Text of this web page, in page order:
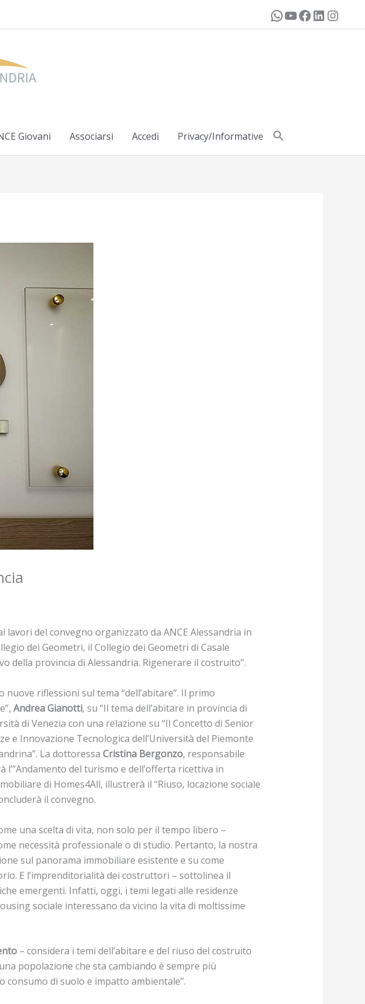
Giovani Associarsi Accedi Privacy/Informative
del convegno organizzato da ANCE Alessandria in
dei Geometri, il Collegio dei Geometri di Casale
della provincia di Alessandria. Rigenerare il costruito”.
riflessioni sul tema “dell’abitare”. Il primo
Andrea Gianotti, su “Il tema dell’abitare in provincia di
di Venezia con una relazione su “Il Concetto di Senior
e Innovazione Tecnologica dell’Università del Piemonte
La dottoressa Cristina Bergonzo, responsabile
del turismo e dell’offerta ricettiva in
di Homes4All, illustrerà il “Riuso, locazione sociale
il convegno.
una scelta di vita, non solo per il tempo libero –
necessità professionale o di studio. Pertanto, la nostra
sul panorama immobiliare esistente e su come
E l’imprenditorialità dei costruttori – sottolinea il
emergenti. Infatti, oggi, i temi legati alle residenze
sociale interessano da vicino la vita di moltissime
– considera i temi dell’abitare e del riuso del costruito
popolazione che sta cambiando è sempre più
consumo di suolo e impatto ambientale”.